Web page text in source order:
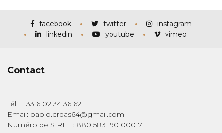
facebook twitter
instagram
linkedin
youtube vimeo
Contact
Tél : +33 6 02 34 36 62
Email: pablo.ordas64@gmail.com
Numéro de SIRET : 880 583 190 00017